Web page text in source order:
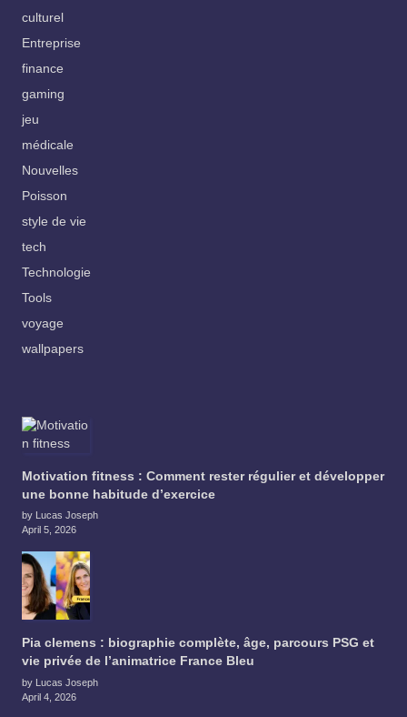
culturel
Entreprise
finance
gaming
jeu
médicale
Nouvelles
Poisson
style de vie
tech
Technologie
Tools
voyage
wallpapers
Motivation fitness : Comment rester régulier et développer
une bonne habitude d’exercice
by Lucas Joseph
April 5, 2026
Pia clemens : biographie complète, âge, parcours PSG et
vie privée de l’animatrice France Bleu
by Lucas Joseph
April 4, 2026